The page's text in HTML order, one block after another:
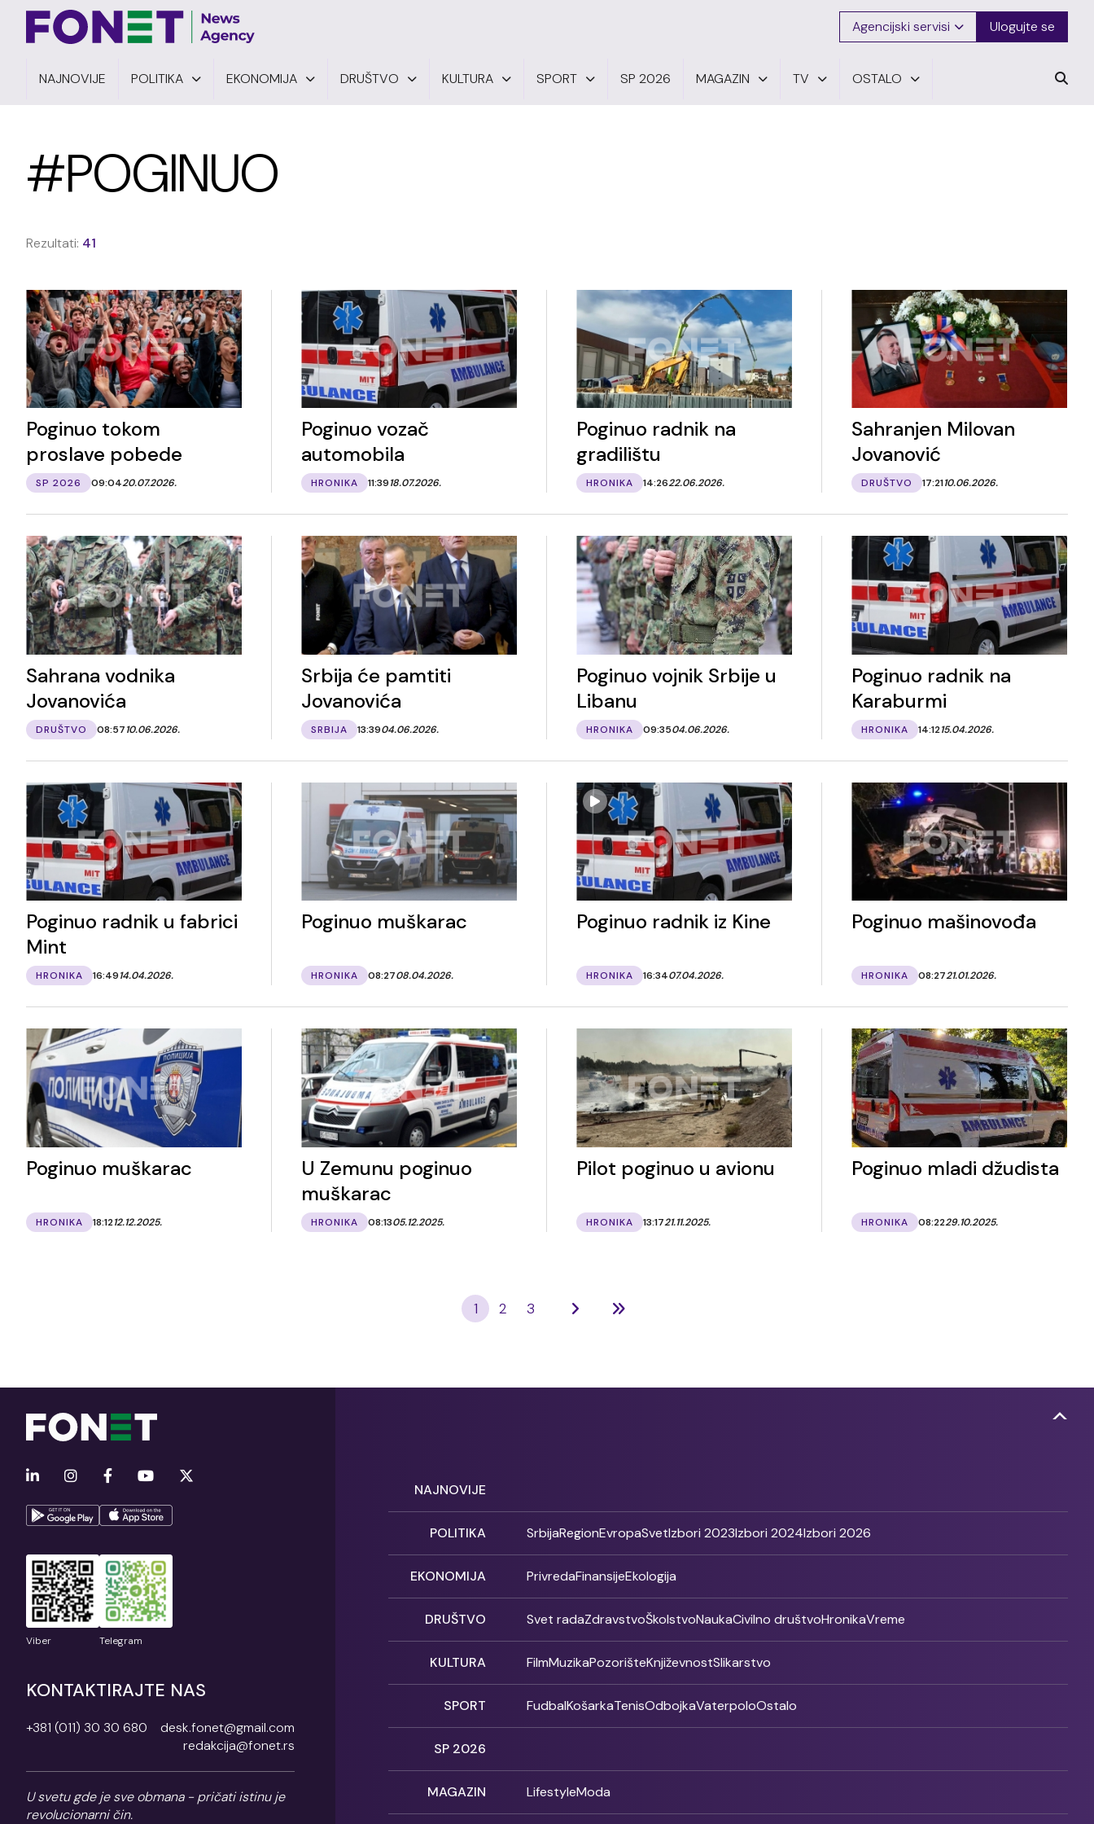
Agencijski servisi Ulogujte se
NAJNOVIJE POLITIKA EKONOMIJA DRUŠTVO KULTURA SPORT SP 2026 MAGAZIN TV OSTALO
#POGINUO
Rezultati: 41
Poginuo tokom
proslave pobede
SP 2026 09:0420.07.2026.
Poginuo vozač
automobila
HRONIKA 11:3918.07.2026.
Poginuo radnik na
gradilištu
HRONIKA 14:2622.06.2026.
Sahranjen Milovan
Jovanović
DRUŠTVO 17:2110.06.2026.
Sahrana vodnika
Jovanovića
DRUŠTVO 08:5710.06.2026.
Srbija će pamtiti
Jovanovića
SRBIJA 13:3904.06.2026.
Poginuo vojnik Srbije u
Libanu
HRONIKA 09:3504.06.2026.
Poginuo radnik na
Karaburmi
HRONIKA 14:1215.04.2026.
Poginuo radnik u fabrici
Mint
HRONIKA 16:4914.04.2026.
Poginuo muškarac
HRONIKA 08:2708.04.2026.
Poginuo radnik iz Kine
HRONIKA 16:3407.04.2026.
Poginuo mašinovođa
HRONIKA 08:2721.01.2026.
Poginuo muškarac
HRONIKA 18:1212.12.2025.
U Zemunu poginuo
muškarac
HRONIKA 08:1305.12.2025.
Pilot poginuo u avionu
HRONIKA 13:1721.11.2025.
Poginuo mladi džudista
HRONIKA 08:2229.10.2025.
1 2 3
Viber Telegram
KONTAKTIRAJTE NAS
+381 (011) 30 30 680
desk.fonet@gmail.com
redakcija@fonet.rs
U svetu gde je sve obmana - pričati istinu je
revolucionarni čin.
NAJNOVIJE
POLITIKA SrbijaRegionEvropaSvetIzbori 2023Izbori 2024Izbori 2026
EKONOMIJA PrivredaFinansijeEkologija
DRUŠTVO Svet radaZdravstvoŠkolstvoNaukaCivilno društvoHronikaVreme
KULTURA FilmMuzikaPozorišteKnjiževnostSlikarstvo
SPORT FudbalKošarkaTenisOdbojkaVaterpoloOstalo
SP 2026
MAGAZIN LifestyleModa